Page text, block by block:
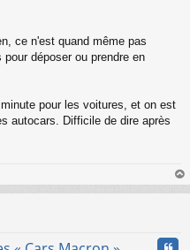
ce n'est quand même pas
déposer ou prendre en
pour les voitures, et on est
autocars. Difficile de dire après
au